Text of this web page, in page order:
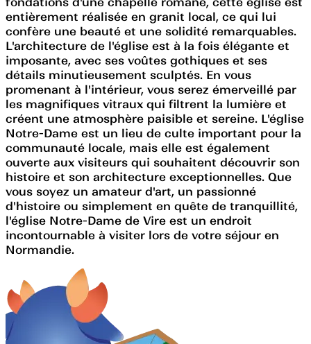
entièrement réalisée en granit local, ce qui lui
confère une beauté et une solidité remarquables.
L'architecture de l'église est à la fois élégante et
imposante, avec ses voûtes gothiques et ses
détails minutieusement sculptés. En vous
promenant à l'intérieur, vous serez émerveillé par
les magnifiques vitraux qui filtrent la lumière et
créent une atmosphère paisible et sereine. L'église
Notre-Dame est un lieu de culte important pour la
communauté locale, mais elle est également
ouverte aux visiteurs qui souhaitent découvrir son
histoire et son architecture exceptionnelles. Que
vous soyez un amateur d'art, un passionné
d'histoire ou simplement en quête de tranquillité,
l'église Notre-Dame de Vire est un endroit
incontournable à visiter lors de votre séjour en
Normandie.